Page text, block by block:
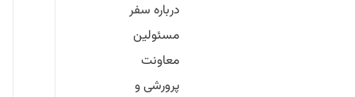
درباره سفر
مسئولین
معاونت
پرورشی و